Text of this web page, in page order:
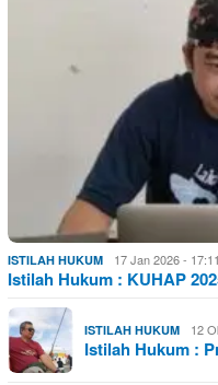
ISTILAH HUKUM 17 Jan 2026 -
Istilah Hukum : KUHAP
ISTILAH HUKUM 12
Istilah Hukum :